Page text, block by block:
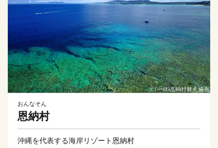
おんなそん
恩納村
沖縄を代表する海岸リゾート恩納村